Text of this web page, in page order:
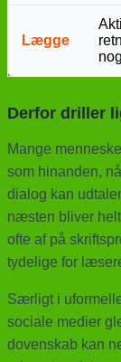
Lægge
Derfor driller
Mange
som hinanden,
dialog kan
næsten bliver
ofte af på
tydelige for
Særligt i
sociale medier
dovenskab kan